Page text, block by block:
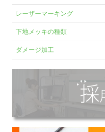
レーザーマーキング
下地メッキの種類
ダメージ加工